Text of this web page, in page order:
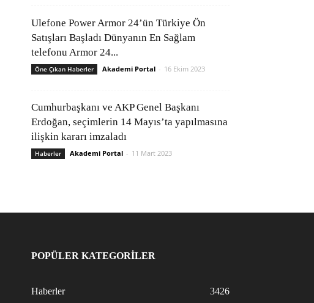
Ulefone Power Armor 24’ün Türkiye Ön
Satışları Başladı Dünyanın En Sağlam
telefonu Armor 24...
Öne Çıkan Haberler Akademi Portal - 16 Ekim 2023
Cumhurbaşkanı ve AKP Genel Başkanı
Erdoğan, seçimlerin 14 Mayıs’ta yapılmasına
ilişkin kararı imzaladı
Haberler Akademi Portal - 11 Mart 2023
POPÜLER KATEGORİLER
Haberler
3426